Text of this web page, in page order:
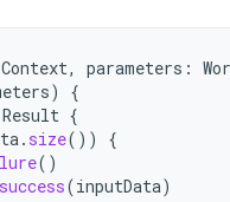
Context, parameters :
)
{
Result {
. size())
{
()
success(inputData)